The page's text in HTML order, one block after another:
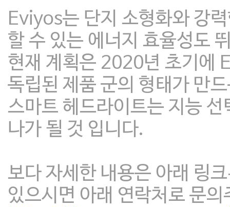
Eviyos는 단지 소형화와 강
할 수 있는 에너지 효율성도
현재 계획은 2020년 초기에
독립된 제품 군의 형태가 만
스마트 헤드라이트는 지능
나가 될 것 입니다.
보다 자세한 내용은 아래 링
있으시면 아래 연락처로 문